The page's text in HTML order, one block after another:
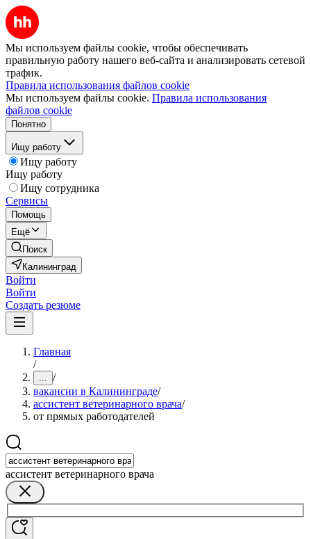
Мы используем файлы cookie, чтобы обеспечивать
правильную работу нашего веб-сайта и анализировать сетевой
трафик.
Правила использования файлов cookie
Мы используем файлы cookie. Правила использования
файлов cookie
Понятно
Ищу работу
Ищу работу
Ищу работу
Ищу сотрудника
Сервисы
Помощь
Ещё
Поиск
Калининград
Войти
Войти
Создать резюме
Главная
/
... /
вакансии в Калининграде/
ассистент ветеринарного врача/
от прямых работодателей
ассистент ветеринарного врача